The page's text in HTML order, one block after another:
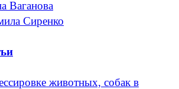
Ваганова
Сиренко
животных, собак в